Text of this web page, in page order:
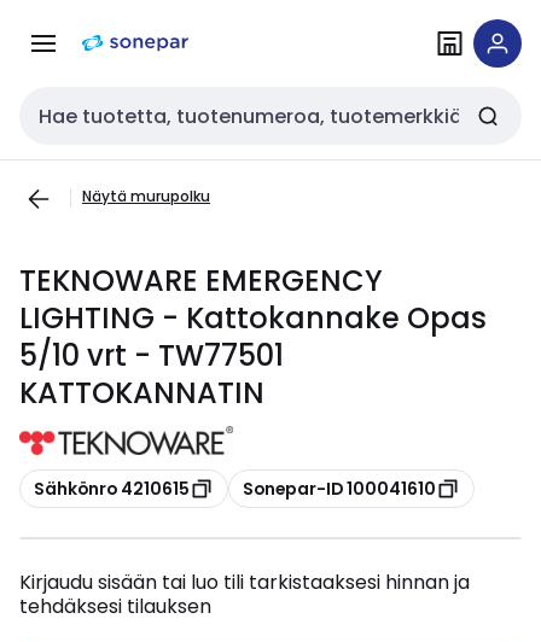
navigointiinsisältöön
Haku
Näytä murupolku
TEKNOWARE EMERGENCY
LIGHTING - Kattokannake Opas
5/10 vrt - TW77501
KATTOKANNATIN
Kopioi
Sähkönro 4210615 Kopioi
Sonepar-ID 100041610
Kirjaudu sisään tai luo tili tarkistaaksesi hinnan ja
tehdäksesi tilauksen